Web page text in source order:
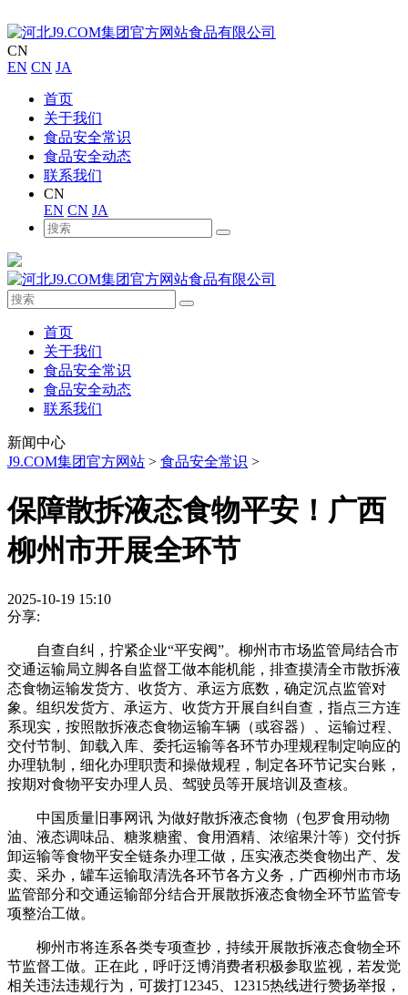
CN
EN CN JA
首页
关于我们
食品安全常识
食品安全动态
联系我们
CN
EN CN JA
首页
关于我们
食品安全常识
食品安全动态
联系我们
新闻中心
J9.COM集团官方网站 > 食品安全常识 >
保障散拆液态食物平安！广西
柳州市开展全环节
2025-10-19 15:10
分享:
自查自纠，拧紧企业“平安阀”。柳州市市场监管局结合市
交通运输局立脚各自监督工做本能机能，排查摸清全市散拆液
态食物运输发货方、收货方、承运方底数，确定沉点监管对
象。组织发货方、承运方、收货方开展自纠自查，指点三方连
系现实，按照散拆液态食物运输车辆（或容器）、运输过程、
交付节制、卸载入库、委托运输等各环节办理规程制定响应的
办理轨制，细化办理职责和操做规程，制定各环节记实台账，
按期对食物平安办理人员、驾驶员等开展培训及查核。
中国质量旧事网讯 为做好散拆液态食物（包罗食用动物
油、液态调味品、糖浆糖蜜、食用酒精、浓缩果汁等）交付拆
卸运输等食物平安全链条办理工做，压实液态类食物出产、发
卖、采办，罐车运输取清洗各环节各方义务，广西柳州市市场
监管部分和交通运输部分结合开展散拆液态食物全环节监管专
项整治工做。
柳州市将连系各类专项查抄，持续开展散拆液态食物全环
节监督工做。正在此，呼吁泛博消费者积极参取监视，若发觉
相关违法违规行为，可拨打12345、12315热线进行赞扬举报，